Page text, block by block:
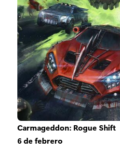
Carmageddon: Rogue Shift
6 de febrero